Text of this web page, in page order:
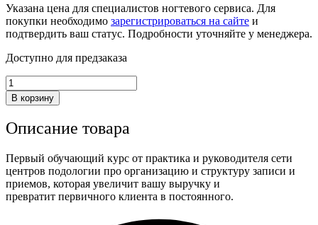
Указана цена для специалистов ногтевого сервиса. Для
покупки необходимо зарегистрироваться на сайте и
подтвердить ваш статус. Подробности уточняйте у менеджера.
Доступно для предзаказа
Количество
товара
Оффлайн
«Трёхкомпонентная
(ЗТО):
теория
и
практика»
В корзину
Описание товара
Первый обучающий курс от практика и руководителя сети
центров подологии про организацию и структуру записи и
приемов, которая увеличит вашу выручку и
превратит первичного клиента в постоянного.